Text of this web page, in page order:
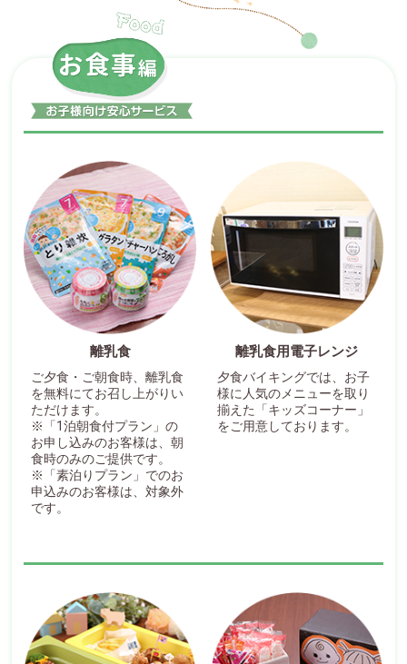
離乳食
ご夕食・ご朝食時、離乳食
を無料にてお召し上がりい
ただけます。
※「1泊朝食付プラン」の
お申し込みのお客様は、朝
食時のみのご提供です。
※「素泊りプラン」でのお
申込みのお客様は、対象外
です。
離乳食用電子レンジ
夕食バイキングでは、お子
様に人気のメニューを取り
揃えた「キッズコーナー」
をご用意しております。